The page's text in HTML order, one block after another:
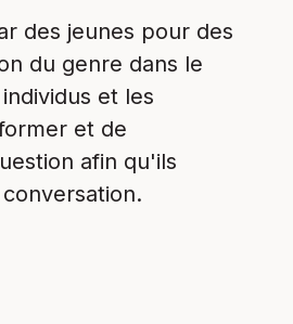
des jeunes pour des
du genre dans le
et les
et de
afin qu'ils